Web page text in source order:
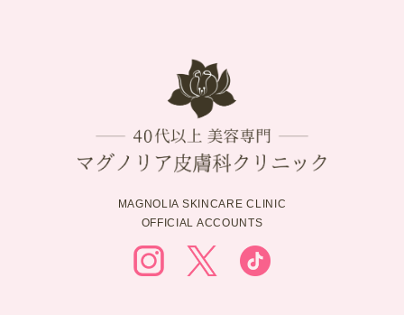
MAGNOLIA SKINCARE CLINIC
OFFICIAL ACCOUNTS